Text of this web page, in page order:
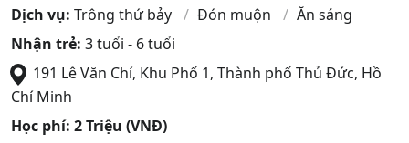
Dịch vụ: Trông thứ bảy Đón muộn
Ăn sáng
Nhận trẻ: 3 tuổi - 6 tuổi
191 Lê Văn Chí, Khu Phố 1, Thành phố Thủ Đức, Hồ
Chí Minh
Học phí: 2 Triệu (VNĐ)